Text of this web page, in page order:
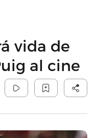
vida de
al cine